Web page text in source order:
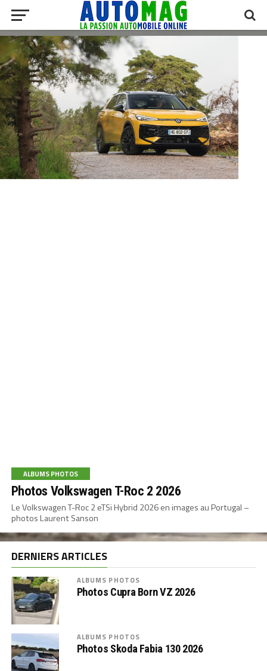
ALBUMS PHOTOS
Photos Volkswagen T-Roc 2 2026
Le Volkswagen T-Roc 2 eTSi Hybrid 2026 en images au Portugal –
photos Laurent Sanson
DERNIERS ARTICLES
ALBUMS PHOTOS
Photos Cupra Born VZ 2026
ALBUMS PHOTOS
Photos Skoda Fabia 130 2026